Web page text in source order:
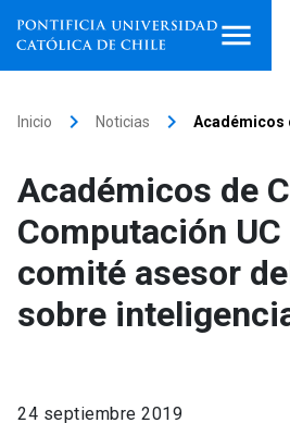
Facultades, escuelas e
institutos
Investigación
Inicio keyboard_arrow_right Noticias keyboard_arrow_right Académicos
Académicos de
Computación
comité asesor
sobre
24 septiembre 2019